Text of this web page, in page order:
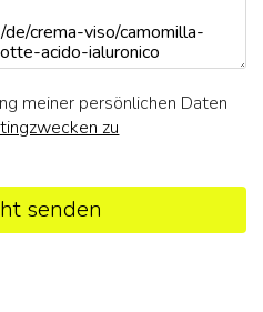
meiner persönlichen Daten
zu
senden